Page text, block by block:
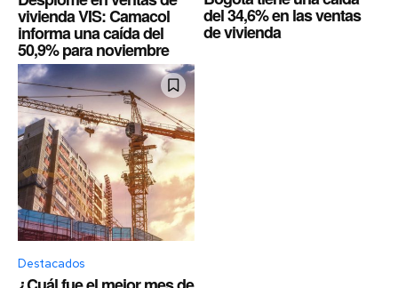
vivienda VIS: Camacol
informa una caída del
50,9% para noviembre
del 34,6% en las ventas
de vivienda
Destacados